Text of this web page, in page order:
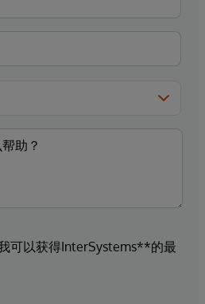
可以获得InterSystems**的最